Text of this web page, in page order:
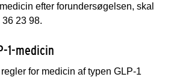
efter forundersøgelsen, skal
23 98.
1-medicin
for medicin af typen GLP-1